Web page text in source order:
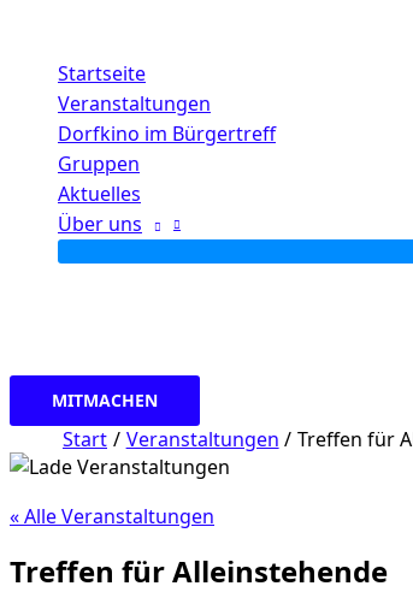
springenStartseite
Veranstaltungen
Dorfkino im Bürgertreff
Gruppen
Aktuelles
Über uns
MITMACHEN
Start Veranstaltungen Treffen für
« Alle Veranstaltungen
Treffen für Alleinstehende